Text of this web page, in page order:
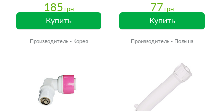
185 грн
Купить
Производитель - Корея
77 грн
Купить
Производитель - Польша